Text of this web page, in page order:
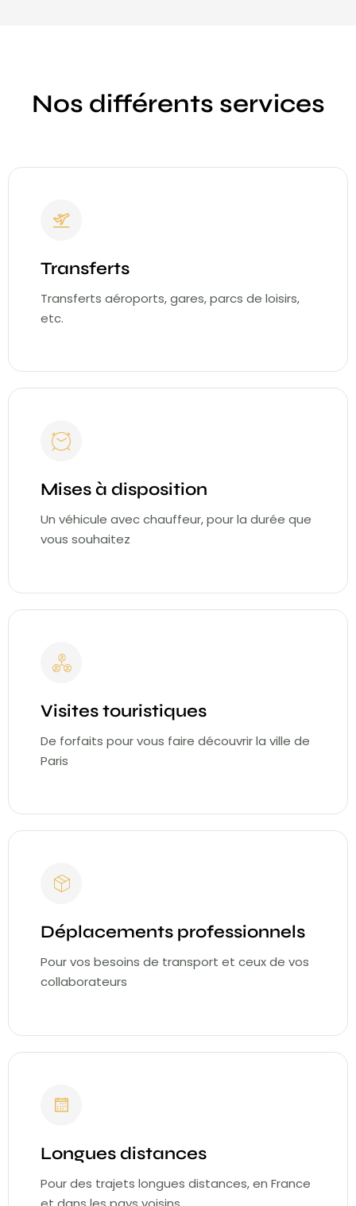
Nos différents services
Transferts
Transferts aéroports, gares, parcs de loisirs,
etc.
Mises à disposition
Un véhicule avec chauffeur, pour la durée que
vous souhaitez
Visites touristiques
De forfaits pour vous faire découvrir la ville de
Paris
Déplacements professionnels
Pour vos besoins de transport et ceux de vos
collaborateurs
Longues distances
Pour des trajets longues distances, en France